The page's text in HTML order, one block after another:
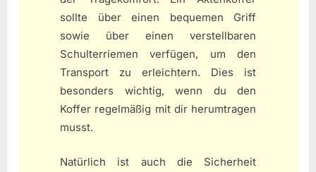
sollte über einen bequemen Griff
sowie über einen verstellbaren
Schulterriemen verfügen, um den
Transport zu erleichtern. Dies ist
besonders wichtig, wenn du den
Koffer regelmäßig mit dir herumtragen
musst.
Natürlich ist auch die Sicherheit